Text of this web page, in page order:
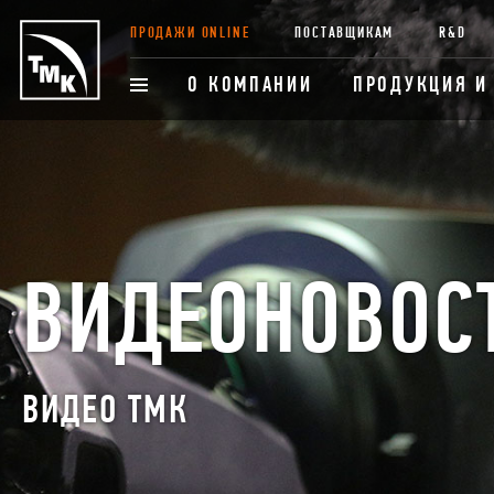
ПРОДАЖИ ONLINE ПОСТАВЩИКАМ R&D
О КОМПАНИИ ПРОДУКЦИЯ И
ВИДЕО ТМК